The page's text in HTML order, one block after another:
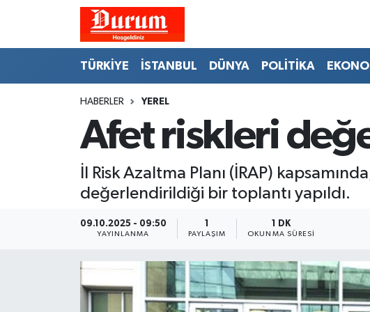
TÜRKİYE İSTANBUL DÜNYA POLİTİKA
HABERLER YEREL
Afet riskleri
İl Risk Azaltma Planı (İRAP)
değerlendirildiği bir toplantı yapıldı.
09.10.2025 - 09:50
YAYINLANMA PAYLAŞIM
1 DK
OKUNMA SÜRESI
Namaz Vakitleri
Süper Lig Puan Durumu ve Fikstür
Tüm Manşetler
Son Dakika Haberleri
Haber Arşivi